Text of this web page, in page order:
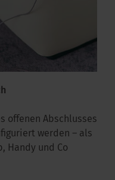
offenen Abschlusses
werden – als
Handy und Co